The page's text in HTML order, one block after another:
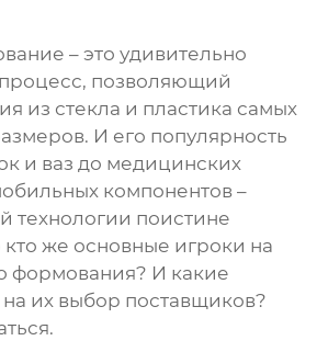
– это удивительно
позволяющий
из стекла и пластика самых
И его популярность
и ваз до медицинских
компонентов –
технологии поистине
же основные игроки на
формования? И какие
их выбор поставщиков?